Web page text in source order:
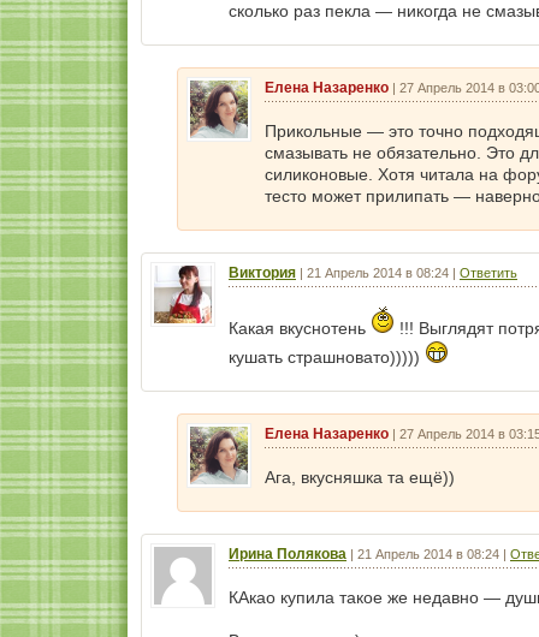
сколько раз пекла — никогда не
Елена Назаренко | 27 Апрель 2014 в
Прикольные — это точно
смазывать не обязательно. Это
силиконовые. Хотя читала на
тесто может прилипать —
Виктория | 21 Апрель 2014 в 08:24 | Ответить
Какая вкуснотень
!!! Выглядят
кушать страшновато)))))
Елена Назаренко | 27 Апрель 2014 в
Ага, вкусняшка та ещё))
Ирина Полякова | 21 Апрель 2014 в 08:24 |
КАкао купила такое же недавно —